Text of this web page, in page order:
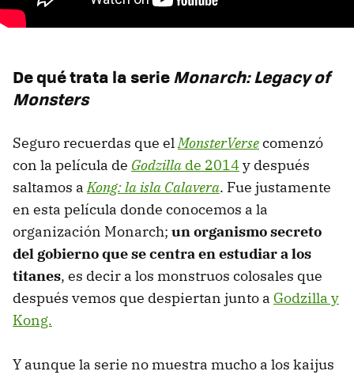
De qué trata la serieMonarch: Legacy of
Monsters
Seguro recuerdas que elMonsterVersecomenzó
con la película de Godzilla de 2014 y después
saltamos aKong: la isla Calavera. Fue justamente
en esta película donde conocemos a la
organización Monarch; un organismo secreto
del gobierno que se centra en estudiar a los
titanes, es decir a los monstruos colosales que
después vemos que despiertan junto a Godzilla y
Kong.
Y aunque la serie no muestra mucho a los kaijus